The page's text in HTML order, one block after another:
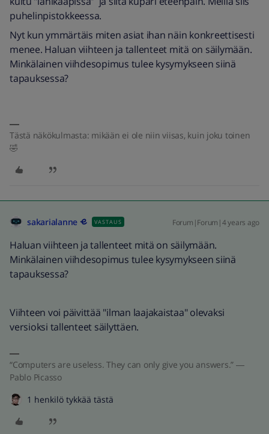
puhelinpistokkeessa.
Nyt kun ymmärtäis miten asiat ihan näin konkreettisesti
menee. Haluan viihteen ja tallenteet mitä on säilymään.
Minkälainen viihdesopimus tulee kysymykseen siinä
tapauksessa?
Tästä näkökulmasta: mikään ei ole niin viisas, kuin joku toinen
🤣
sakarialanne VASTAUS Forum|Forum|4 years ago
Haluan viihteen ja tallenteet mitä on säilymään.
Minkälainen viihdesopimus tulee kysymykseen siinä
tapauksessa?
Viihteen voi päivittää "ilman laajakaistaa" olevaksi
versioksi tallenteet säilyttäen.
“Computers are useless. They can only give you answers.” ―
Pablo Picasso
1 henkilö tykkää tästä